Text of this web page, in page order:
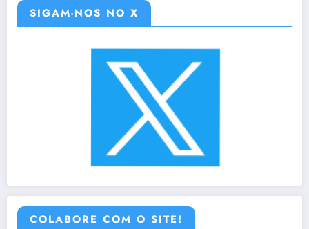
SIGAM-NOS NO X
COLABORE COM O SITE!